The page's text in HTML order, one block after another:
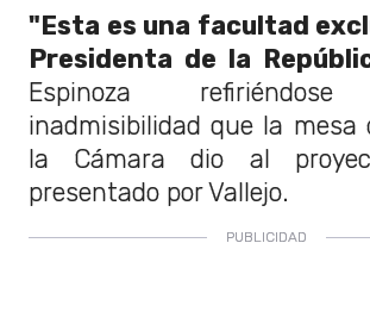
"Esta es una facultad
Presidenta de la
Espinoza
inadmisibilidad que la mesa
la Cámara dio al
presentado por Vallejo.